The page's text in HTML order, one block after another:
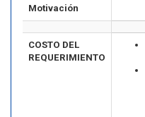
Motivación
COSTO DEL
REQUERIMIENTO